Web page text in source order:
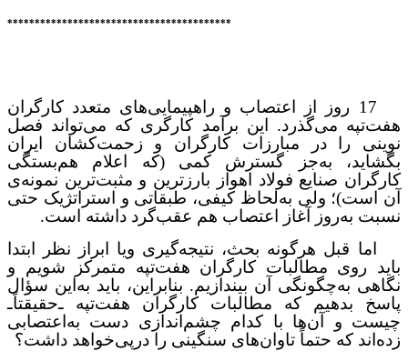
*****************************************
17 روز از اعتصاب و راهپیمایی‌های متعدد کارگران
هفت‌تپه می‌گذرد. این برآمد کارگری که می‌تواند فصل
نوینی را در مبارزات کارگران و زحمت‌کشان ایران
بگشاید، به‌جز گسترش کمی (که اعلام هم‌بستگی
کارگران صنایع فولاد اهواز بارزترین و مثبت‌ترین نمونه‌ی
آن است)؛ ولی به‌لحاظ کیفی، طبقاتی و استراتژیک حتی
نسبت به‌روز آغاز اعتصاب هم عقب‌گرد داشته است.
اما قبل هرگونه بحث، نتیجه‌گیری ویا ابراز نظر ابتدا
باید روی مطالبات کارگران هفت‌تپه متمرکز شویم و
نگاهی به‌چگونگی آن بیندازیم. بنابراین، باید به‌این سؤال
پاسخ بدهیم که مطالبات کارگران هفت‌تپه ـ‌حقیقتاً‌ـ
چیست و آن‌ها با کدام چشم‌اندازی دست به‌اعتصابی
زده‌اند که حتماً تاوان‌های سنگینی را درپی‌خواهد داشت؟